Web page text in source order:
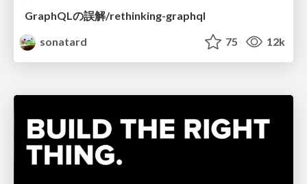
GraphQLの誤解/rethinking-graphql
sonatard
75 12k